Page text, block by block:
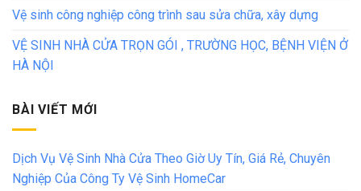
Vệ sinh công nghiệp công trình sau sửa chữa, xây dựng
VỆ SINH NHÀ CỬA TRỌN GÓI , TRƯỜNG HỌC, BỆNH VIỆN Ở
HÀ NỘI
BÀI VIẾT MỚI
Dịch Vụ Vệ Sinh Nhà Cửa Theo Giờ Uy Tín, Giá Rẻ, Chuyên
Nghiệp Của Công Ty Vệ Sinh HomeCar